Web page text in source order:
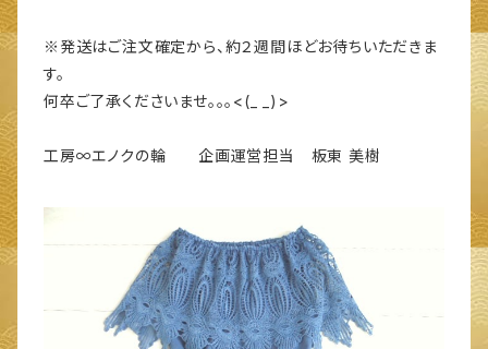
※発送はご注文確定から、約２週間ほどお待ちいただきま
す。
何卒ご了承くださいませ。。。<(_ _)>
工房∞エノクの輪 企画運営担当 板東 美樹